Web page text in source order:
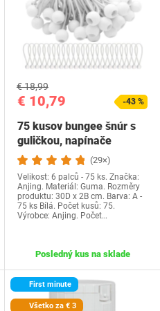
€ 10,79
€ 18,99
-43 %
75 kusov bungee šnúr s
guličkou, napínače
plachty s…
(29×)
Velikost: 6 palců - 75 ks. Značka:
Anjing. Materiál: Guma. Rozměry
produktu: 30D x 2B cm. Barva: A -
75 ks Bílá. Počet kusů: 75.
Výrobce: Anjing. Počet…
Posledný kus na sklade
First minute
Všetko za € 3